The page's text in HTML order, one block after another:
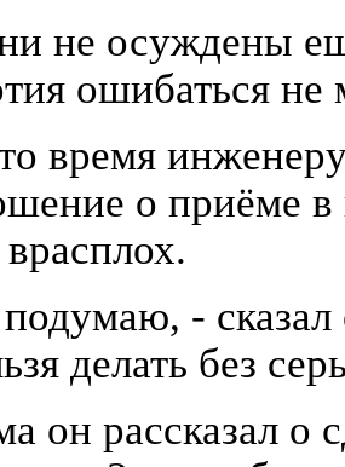
не осуждены
ошибаться не
время
о приёме в
врасплох.
- сказал
делать без
он рассказал о